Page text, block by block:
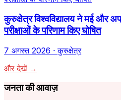
कुरुक्षेत्र विश्वविद्यालय ने मई
परीक्षाओं के परिणाम किए घोषित
7 अगस्त 2026 · कुरुक्षेत्र
और देखें →
जनता की आवाज़